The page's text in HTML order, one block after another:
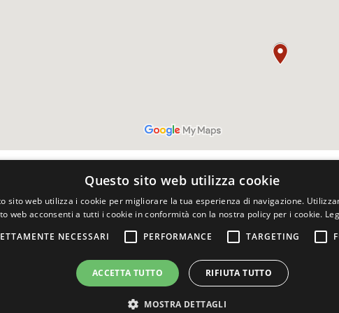
Via della
Questo sito web utilizza cookie
sito web utilizza i cookie per migliorare la tua esperienza di navigazione.
web acconsenti a tutti i cookie in conformità con la nostra policy per i cookie.
NECESSARI
PERFORMANCE TARGETING
ACCETTA TUTTO RIFIUTA TUTTO
MOSTRA DETTAGLI